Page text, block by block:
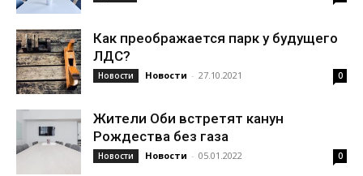
Как преображается парк у будущего
ЛДС?
Новости Новости - 27.10.2021 0
Жители Оби встретят канун
Рождества без газа
Новости Новости - 05.01.2022 0